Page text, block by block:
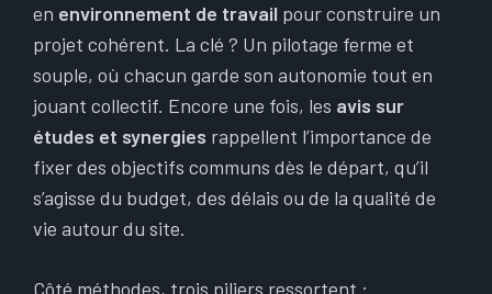
en environnement de travail pour construire un
projet cohérent. La clé ? Un pilotage ferme et
souple, où chacun garde son autonomie tout en
jouant collectif. Encore une fois, les avis sur
études et synergies rappellent l’importance de
fixer des objectifs communs dès le départ, qu’il
s’agisse du budget, des délais ou de la qualité de
vie autour du site.
Côté méthodes, trois piliers ressortent :